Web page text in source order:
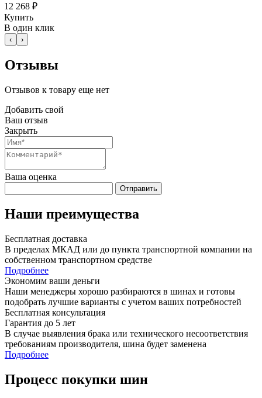
12 268 ₽
Купить
В один клик
‹ ›
Отзывы
Отзывов к товару еще нет
Добавить свой
Ваш отзыв
Закрыть
Ваша оценка
Отправить
Наши преимущества
Бесплатная доставка
В пределах МКАД или до пункта транспортной компании на
собственном транспортном средстве
Подробнее
Экономим ваши деньги
Наши менеджеры хорошо разбираются в шинах и готовы
подобрать лучшие варианты с учетом ваших потребностей
Бесплатная консультация
Гарантия до 5 лет
В случае выявления брака или технического несоответствия
требованиям производителя, шина будет заменена
Подробнее
Процесс покупки шин